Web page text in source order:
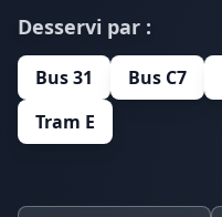
Desservi par :
Bus 31 Bus C7
Tram E